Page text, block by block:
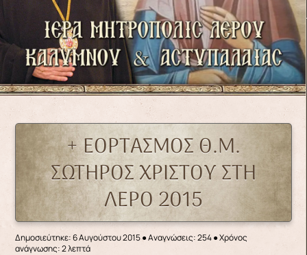
+ ΕΟΡΤΑΣΜΟΣ Θ.Μ.
ΣΩΤΗΡΟΣ ΧΡΙΣΤΟΥ ΣΤΗ
ΛΕΡΟ 2015
Δημοσιεύτηκε: 6 Αυγούστου 2015●Αναγνώσεις: 254● Χρόνος
ανάγνωσης: 2 λεπτά